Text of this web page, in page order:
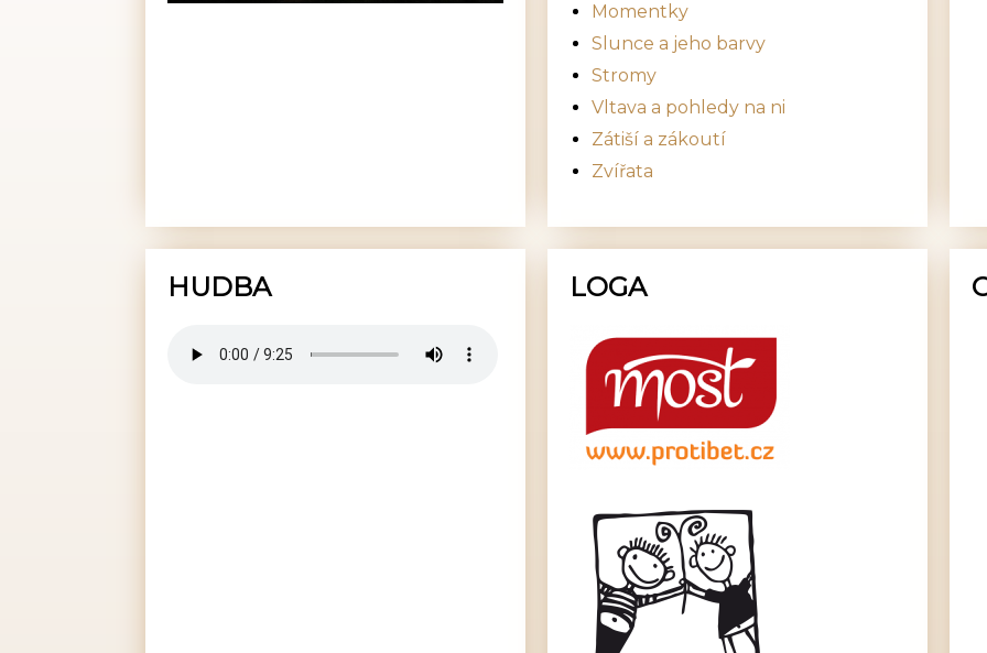
Momentky
Slunce a jeho barvy
Stromy
Vltava a pohledy na ni
Zátiší a zákoutí
Zvířata
HUDBA LOGA